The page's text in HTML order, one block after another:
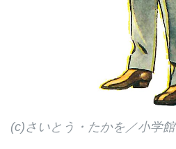
(c)さいとう・たかを／小学館